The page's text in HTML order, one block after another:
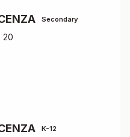
Secondary
20
K-12